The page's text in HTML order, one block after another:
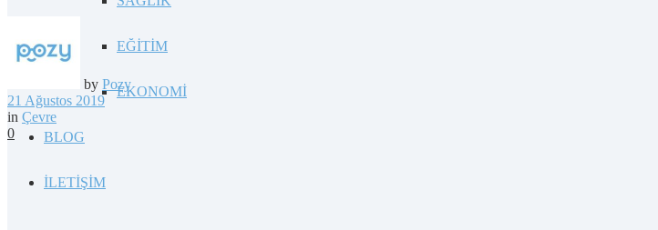
EĞİTİM
EKONOMİ
BLOG
İLETİŞİM
by Pozy
21 Ağustos 2019
in Çevre
0